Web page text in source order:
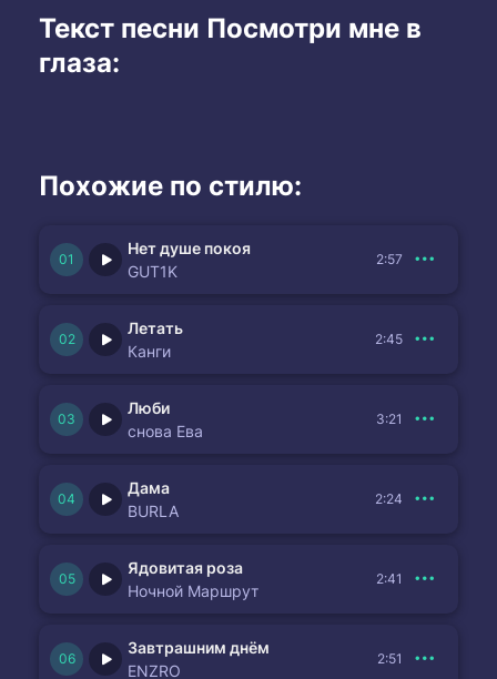
Текст песни Посмотри мне в
глаза:
Похожие по стилю:
Нет душе покоя
GUT1K
2:57
Летать
Канги
2:45
Люби
снова Ева
3:21
Дама
BURLA
2:24
Ядовитая роза
Ночной Маршрут
2:41
Завтрашним днём
ENZRO
2:51